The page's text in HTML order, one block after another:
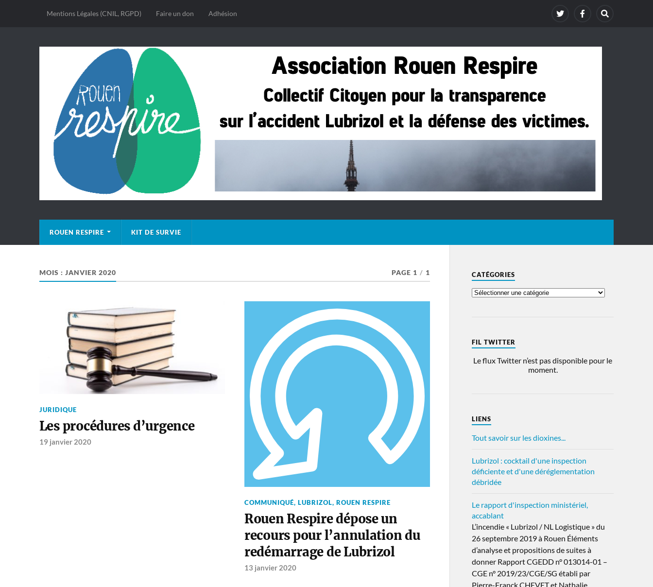
Mentions Légales (CNIL, RGPD) Faire un don Adhésion
ROUEN RESPIRE KIT DE SURVIE
MOIS : JANVIER 2020 PAGE 1 / 1
JURIDIQUE
Les procédures d’urgence
19 janvier 2020
COMMUNIQUÉ, LUBRIZOL, ROUEN RESPIRE
Rouen Respire dépose un
recours pour l’annulation du
redémarrage de Lubrizol
13 janvier 2020
CATÉGORIES
FIL TWITTER
Le flux Twitter n’est pas disponible pour le
moment.
LIENS
Tout savoir sur les dioxines...
Lubrizol : cocktail d'une inspection
déficiente et d'une déréglementation
débridée
Le rapport d'inspection ministériel,
accablant
L’incendie « Lubrizol / NL Logistique » du
26 septembre 2019 à Rouen Éléments
d’analyse et propositions de suites à
donner Rapport CGEDD n° 013014-01 –
CGE n° 2019/23/CGE/SG établi par
Pierre-Franck CHEVET et Nathalie